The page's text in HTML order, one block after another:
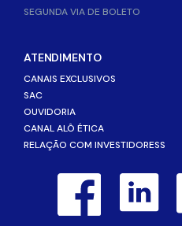
SEGUNDA VIA DE BOLETO
ATENDIMENTO
CANAIS EXCLUSIVOS
SAC
OUVIDORIA
CANAL ALÔ ÉTICA
RELAÇÃO COM INVESTIDORESS